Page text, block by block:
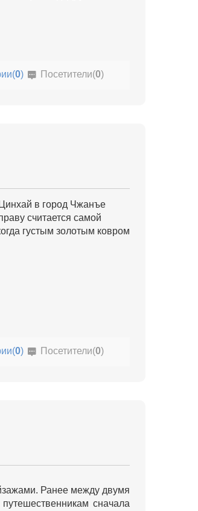
0) Посетители(0)
в город Чжанъе
считается самой
густым золотым ковром
0) Посетители(0)
Ранее между двумя
сначала